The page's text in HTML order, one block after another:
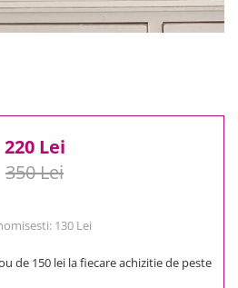
220 Lei
350 Lei
130 Lei
de 150 lei la fiecare achizitie de peste